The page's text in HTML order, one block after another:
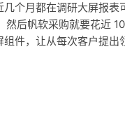
几个月都在调研大屏报
然后帆软采购就要花近
组件，让从每次客户提